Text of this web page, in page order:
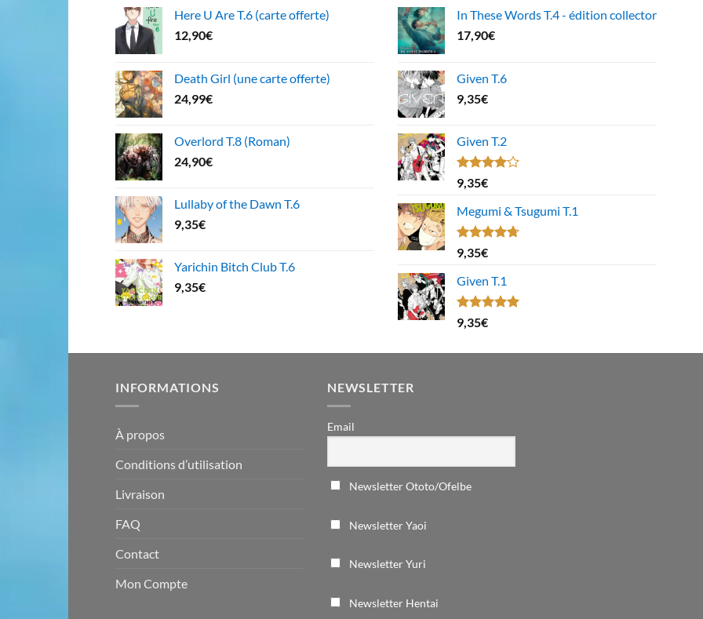
Here U Are T.6 (carte offerte)
12,90€
Death Girl (une carte offerte)
24,99€
Overlord T.8 (Roman)
24,90€
Lullaby of the Dawn T.6
9,35€
Yarichin Bitch Club T.6
9,35€
In These Words T.4 - édition collector
17,90€
Given T.6
9,35€
Given T.2
Note
4.00
5
9,35€
Megumi & Tsugumi T.1
Note4.67
sur 5
9,35€
Given T.1
Note5.00
sur 5
9,35€
INFORMATIONS
À propos
Conditions d’utilisation
Livraison
FAQ
Contact
Mon Compte
NEWSLETTER
Email
Newsletter Ototo/Ofelbe
Newsletter Yaoi
Newsletter Yuri
Newsletter Hentai